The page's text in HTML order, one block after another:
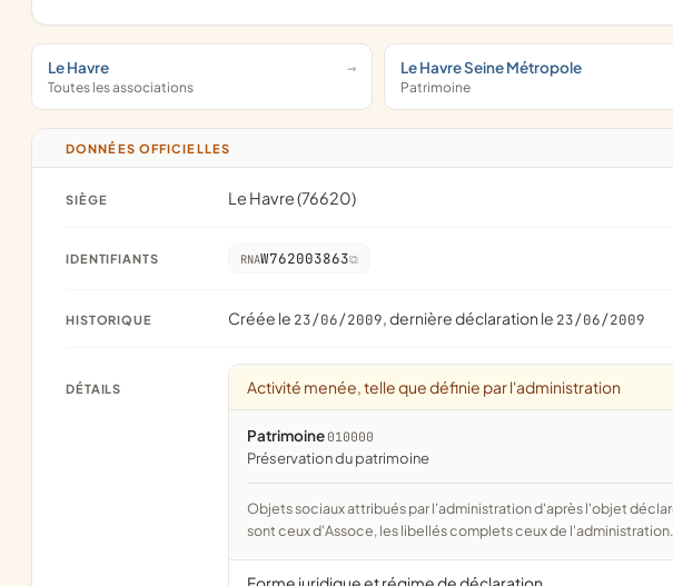
Le Havre
Toutes les associations
Le Havre Seine Métropole
Patrimoine
DONNÉES OFFICIELLES
SIÈGE Le Havre (76620)
IDENTIFIANTS RNAW762003863
HISTORIQUE Créée le 23/06/2009, dernière déclaration le 23/06/2009
DÉTAILS Activité menée, telle que définie par l'administration
Patrimoine 010000
préservation du patrimoine
Objets sociaux attribués par l'administration d'après l'objet déclaré ; activité NAF attribuée par l'INSEE. Les noms courts
sont ceux d'Assoce, les libellés complets ceux de l'administration.